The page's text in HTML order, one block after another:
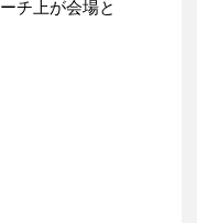
チ上が会場と